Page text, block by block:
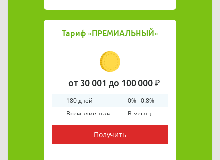
Тариф «ПРЕМИАЛЬНЫЙ»
от 30 001 до 100 000 ₽
180 дней
0% - 0.8%
Всем клиентам
В месяц
Получить